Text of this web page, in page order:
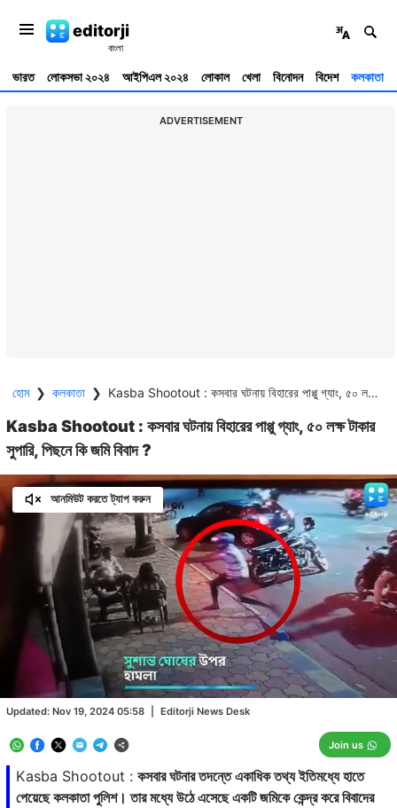
editorji
ভারত লোকসভা ২০২৪ আইপিএল ২০২৪ লোকাল খেলা বিনোদন বিদেশ কলকাতা
ADVERTISEMENT
হোম ❯ কলকাতা ❯ Kasba Shootout : কসবার ঘটনায় বিহারের পাপ্পু গ্যাং, ৫০ লক্ষ টাকার সুপারি, পিছনে কি জমি বিবাদ ?
Kasba Shootout : কসবার ঘটনায় বিহারের পাপ্পু গ্যাং, ৫০ লক্ষ টাকার
সুপারি, পিছনে কি জমি বিবাদ ?
Kasba Shootout : কসবার ঘটনার তদন্তে একাধিক তথ্য ইতিমধ্যে হাতে
পেয়েছে কলকাতা পুলিশ। তার মধ্যে উঠে এসেছে একটি জমিকে কেন্দ্র করে বিবাদের
Updated: Nov 19, 2024 05:58 Editorji News Desk
Join us
আনমিউট করতে ট্যাপ করুন
Unmute
/
Loaded
26.39%